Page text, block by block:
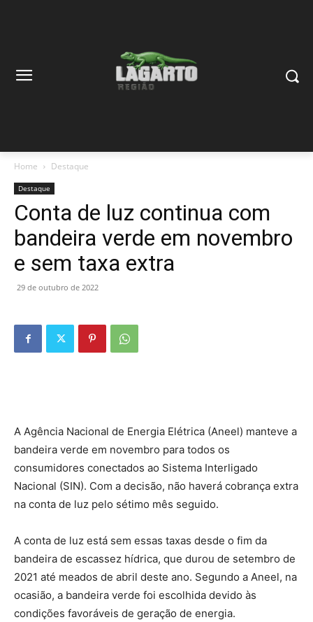
Home Destaque
Destaque
Conta de luz continua com
bandeira verde em novembro
e sem taxa extra
29 de outubro de 2022
A Agência Nacional de Energia Elétrica (Aneel) manteve a
bandeira verde em novembro para todos os
consumidores conectados ao Sistema Interligado
Nacional (SIN). Com a decisão, não haverá cobrança extra
na conta de luz pelo sétimo mês seguido.
A conta de luz está sem essas taxas desde o fim da
bandeira de escassez hídrica, que durou de setembro de
2021 até meados de abril deste ano. Segundo a Aneel, na
ocasião, a bandeira verde foi escolhida devido às
condições favoráveis de geração de energia.